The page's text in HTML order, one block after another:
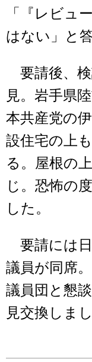
「『レビュ
はない」と
要請後、検
見。岩手県
本共産党の
設住宅の上
る。屋根の
じ。恐怖の
した。
要請には日
議員が同席
議員団と懇
見交換しまし